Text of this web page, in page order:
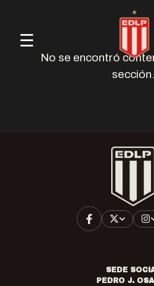
☰
No se encontró
sección.
SEDE
PEDRO J.